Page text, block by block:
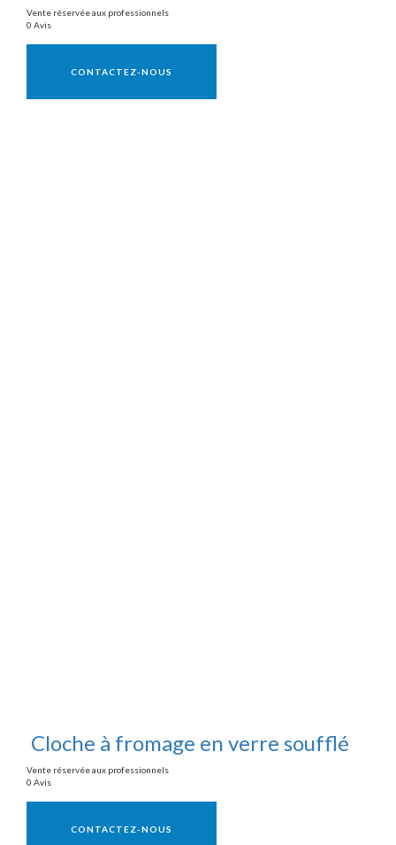
Vente réservée aux professionnels
0 Avis
CONTACTEZ-NOUS
Cloche à fromage en verre soufflé
Vente réservée aux professionnels
0 Avis
CONTACTEZ-NOUS